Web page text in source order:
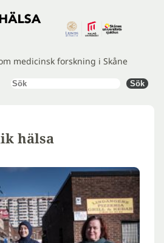
medicinsk forskning i Skåne
Sök Sök
hälsa